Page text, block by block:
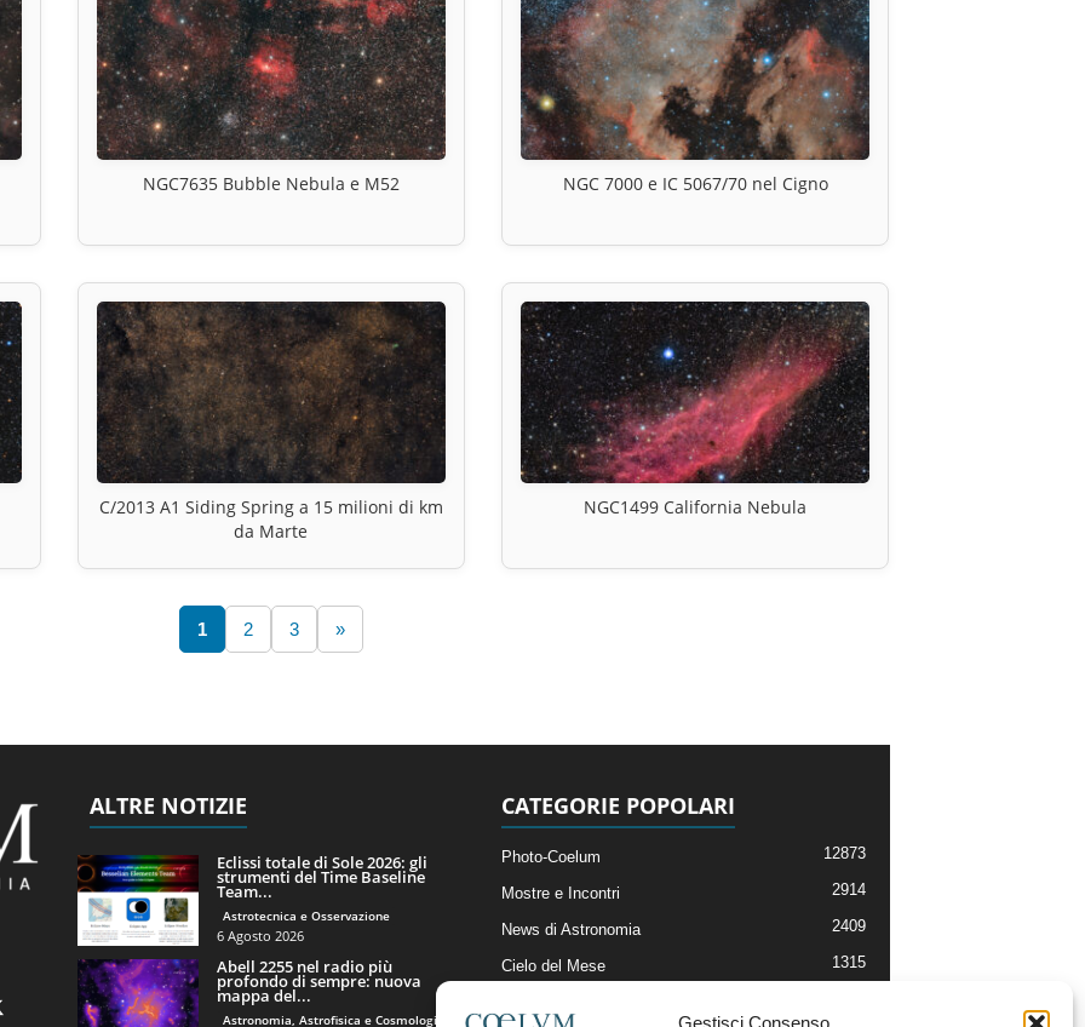
Gestisci Consenso
NGC7635 Bubble Nebula e M52 NGC 7000 e IC 5067/70 nel Cigno
C/2013 A1 Siding Spring a 15 milioni di km
da Marte
NGC1499 California Nebula
1 2 3 »
ALTRE NOTIZIE
Eclissi totale di Sole 2026: gli
strumenti del Time Baseline
Team...
Astrotecnica e Osservazione
6 Agosto 2026
Abell 2255 nel radio più
profondo di sempre: nuova
mappa del...
Astronomia, Astrofisica e Cosmologia
CATEGORIE POPOLARI
Photo-Coelum 12873
Mostre e Incontri 2914
News di Astronomia 2409
Cielo del Mese 1315